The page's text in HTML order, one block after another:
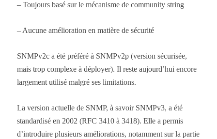
– Toujours basé sur le mécanisme de community string
– Aucune amélioration en matière de sécurité
SNMPv2c a été préféré à SNMPv2p (version sécurisée,
mais trop complexe à déployer). Il reste aujourd’hui encore
largement utilisé malgré ses limitations.
La version actuelle de SNMP, à savoir SNMPv3, a été
standardisé en 2002 (RFC 3410 à 3418). Elle a permis
d’introduire plusieurs améliorations, notamment sur la partie